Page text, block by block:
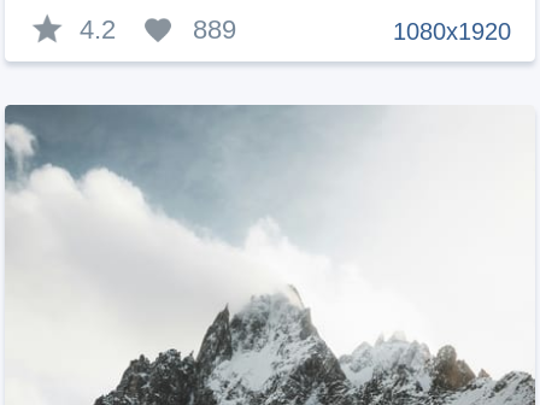
1080x1920
4.2 889